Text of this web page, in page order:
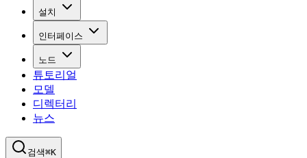
설치
인터페이스
노드
튜토리얼
모델
디렉터리
뉴스
검색⌘K